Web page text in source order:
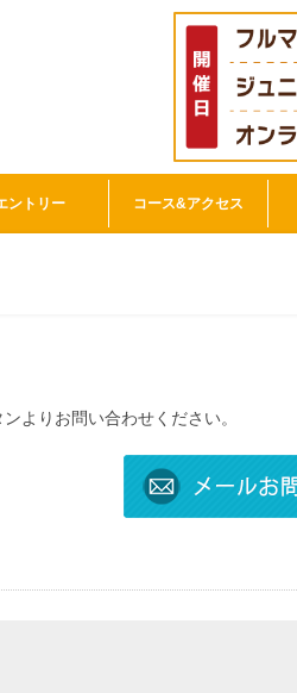
ントリー コース&アクセス
よりお問い合わせください。